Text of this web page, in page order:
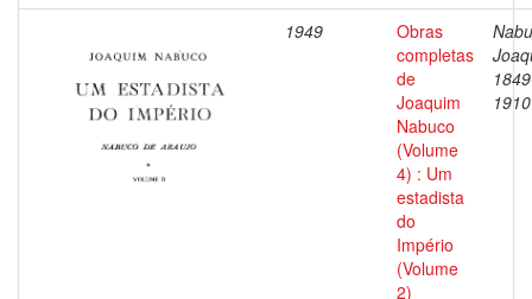
1949
Obras
completas
de
Joaquim
Nabuco
(Volume
4) : Um
estadista
do
Império
(Volume
2)
1910